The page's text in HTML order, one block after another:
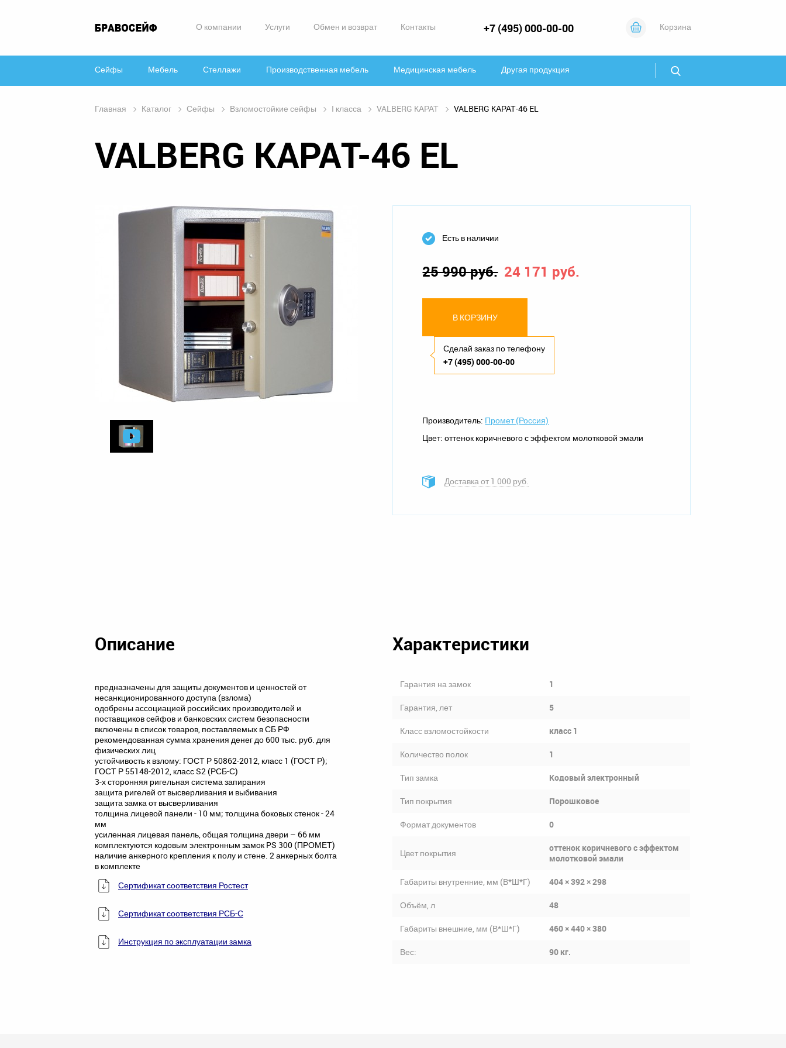
О компании Услуги Обмен и возврат Контакты +7 (495) 000-00-00 Корзина
Сейфы Мебель Стеллажи Производственная мебель Медицинская мебель Другая продукция
Главная Каталог Сейфы Взломостойкие сейфы I класса VALBERG КАРАТ VALBERG КАРАТ-46 EL
VALBERG КАРАТ-46 EL
Есть в наличии
25 990 руб. 24 171 руб.
В КОРЗИНУ
Сделай заказ по телефону
+7 (495) 000-00-00
Производитель: Промет (Россия)
Цвет: оттенок коричневого с эффектом молотковой эмали
Доставка от 1 000 руб.
Описание
предназначены для защиты документов и ценностей от
несанкционированного доступа (взлома)
одобрены ассоциацией российских производителей и
поставщиков сейфов и банковских систем безопасности
включены в список товаров, поставляемых в СБ РФ
рекомендованная сумма хранения денег до 600 тыс. руб. для
физических лиц
устойчивость к взлому: ГОСТ Р 50862-2012, класс 1 (ГОСТ Р);
ГОСТ Р 55148-2012, класс S2 (РСБ-С)
3-х сторонняя ригельная система запирания
защита ригелей от высверливания и выбивания
защита замка от высверливания
толщина лицевой панели - 10 мм; толщина боковых стенок - 24
мм
усиленная лицевая панель, общая толщина двери – 66 мм
комплектуются кодовым электронным замок PS 300 (ПРОМЕТ)
наличие анкерного крепления к полу и стене. 2 анкерных болта
в комплекте
Сертификат соответствия Ростест
Сертификат соответствия РСБ-С
Инструкция по эксплуатации замка
Характеристики
Гарантия на замок 1
Гарантия, лет 5
Класс взломостойкости класс 1
Количество полок 1
Тип замка Кодовый электронный
Тип покрытия Порошковое
Формат документов 0
Цвет покрытия
оттенок коричневого с эффектом
молотковой эмали
Габариты внутренние, мм (В*Ш*Г) 404 × 392 × 298
Объём, л 48
Габариты внешние, мм (В*Ш*Г) 460 × 440 × 380
Вес: 90 кг.